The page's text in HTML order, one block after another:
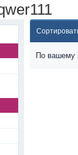
По вашему